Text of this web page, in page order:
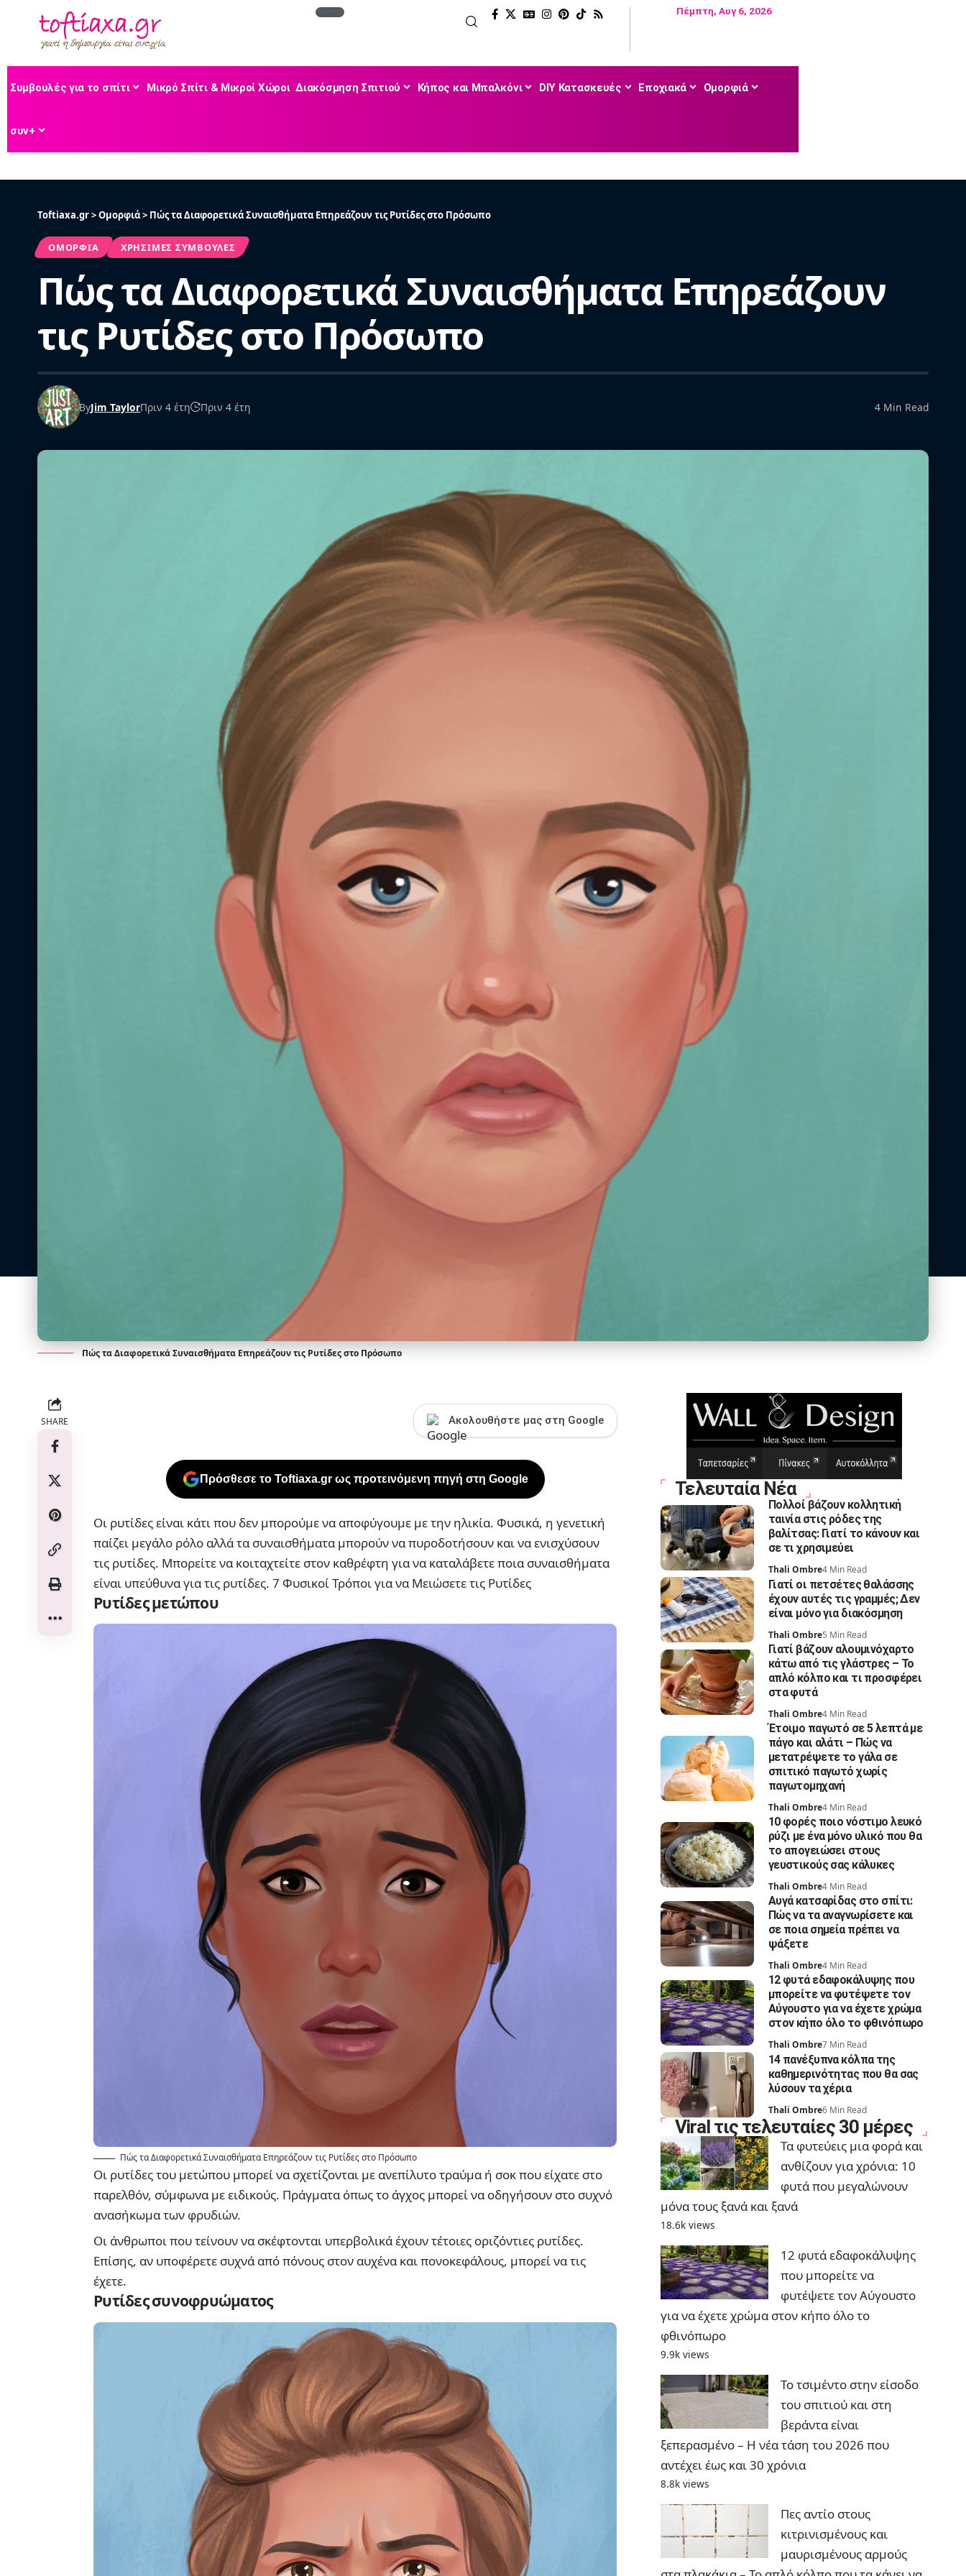
Πέμπτη, Αυγ 6, 2026
Συμβουλές για το σπίτι Μικρό Σπίτι & Μικροί Χώροι Διακόσμηση Σπιτιού Κήπος και Μπαλκόνι DIY Κατασκευές Εποχιακά Ομορφιά
συν+
Toftiaxa.gr>Ομορφιά> Πώς τα Διαφορετικά Συναισθήματα Επηρεάζουν τις Ρυτίδες στο Πρόσωπο
ΟΜΟΡΦΙΆ ΧΡΉΣΙΜΕΣ ΣΥΜΒΟΥΛΈΣ
Πώς τα Διαφορετικά Συναισθήματα Επηρεάζουν
τις Ρυτίδες στο Πρόσωπο
ByJim TaylorΠριν 4 έτη Πριν 4 έτη 4 Min Read
Πώς τα Διαφορετικά Συναισθήματα Επηρεάζουν τις Ρυτίδες στο Πρόσωπο
SHARE Ακολουθήστε μας στη Google
Πρόσθεσε το Toftiaxa.gr ως προτεινόμενη πηγή στη Google
Οι ρυτίδες είναι κάτι που δεν μπορούμε να αποφύγουμε με την ηλικία. Φυσικά, η γενετική
παίζει μεγάλο ρόλο αλλά τα συναισθήματα μπορούν να πυροδοτήσουν και να ενισχύσουν
τις ρυτίδες. Μπορείτε να κοιταχτείτε στον καθρέφτη για να καταλάβετε ποια συναισθήματα
είναι υπεύθυνα για τις ρυτίδες. 7 Φυσικοί Τρόποι για να Μειώσετε τις Ρυτίδες
Ρυτίδες μετώπου
Πώς τα Διαφορετικά Συναισθήματα Επηρεάζουν τις Ρυτίδες στο Πρόσωπο
Οι ρυτίδες του μετώπου μπορεί να σχετίζονται με ανεπίλυτο τραύμα ή σοκ που είχατε στο
παρελθόν, σύμφωνα με ειδικούς. Πράγματα όπως το άγχος μπορεί να οδηγήσουν στο συχνό
ανασήκωμα των φρυδιών.
Οι άνθρωποι που τείνουν να σκέφτονται υπερβολικά έχουν τέτοιες οριζόντιες ρυτίδες.
Επίσης, αν υποφέρετε συχνά από πόνους στον αυχένα και πονοκεφάλους, μπορεί να τις
έχετε.
Ρυτίδες συνοφρυώματος
Τελευταία Νέα
Πολλοί βάζουν κολλητική
ταινία στις ρόδες της
βαλίτσας: Γιατί το κάνουν και
σε τι χρησιμεύει
Thali Ombre4 Min Read
Γιατί οι πετσέτες θαλάσσης
έχουν αυτές τις γραμμές; Δεν
είναι μόνο για διακόσμηση
Thali Ombre5 Min Read
Γιατί βάζουν αλουμινόχαρτο
κάτω από τις γλάστρες – Το
απλό κόλπο και τι προσφέρει
στα φυτά
Thali Ombre4 Min Read
Έτοιμο παγωτό σε 5 λεπτά με
πάγο και αλάτι – Πώς να
μετατρέψετε το γάλα σε
σπιτικό παγωτό χωρίς
παγωτομηχανή
Thali Ombre4 Min Read
10 φορές ποιο νόστιμο λευκό
ρύζι με ένα μόνο υλικό που θα
το απογειώσει στους
γευστικούς σας κάλυκες
Thali Ombre4 Min Read
Αυγά κατσαρίδας στο σπίτι:
Πώς να τα αναγνωρίσετε και
σε ποια σημεία πρέπει να
ψάξετε
Thali Ombre4 Min Read
12 φυτά εδαφοκάλυψης που
μπορείτε να φυτέψετε τον
Αύγουστο για να έχετε χρώμα
στον κήπο όλο το φθινόπωρο
Thali Ombre7 Min Read
14 πανέξυπνα κόλπα της
καθημερινότητας που θα σας
λύσουν τα χέρια
Thali Ombre6 Min Read
Viral τις τελευταίες 30 μέρες
Τα φυτεύεις μια φορά και
ανθίζουν για χρόνια: 10
φυτά που μεγαλώνουν
μόνα τους ξανά και ξανά
18.6k views
12 φυτά εδαφοκάλυψης
που μπορείτε να
φυτέψετε τον Αύγουστο
για να έχετε χρώμα στον κήπο όλο το
φθινόπωρο
9.9k views
Το τσιμέντο στην είσοδο
του σπιτιού και στη
βεράντα είναι
ξεπερασμένο – Η νέα τάση του 2026 που
αντέχει έως και 30 χρόνια
8.8k views
Πες αντίο στους
κιτρινισμένους και
μαυρισμένους αρμούς